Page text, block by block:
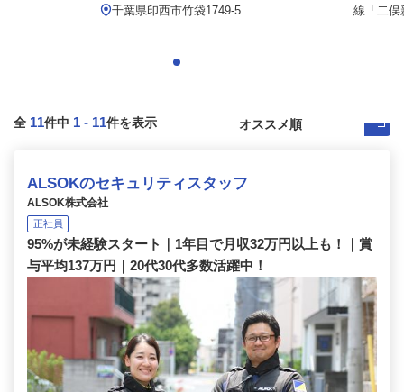
千葉県印西市竹袋1749-5
線「二俣
全 11件中 1 - 11件を表示
ALSOKのセキュリティスタッフ
ALSOK株式会社
正社員
95%が未経験スタート｜1年目で月収32万円以上も！｜賞
与平均137万円｜20代30代多数活躍中！